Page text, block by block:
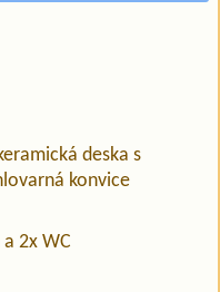
deska s
konvice
2x WC